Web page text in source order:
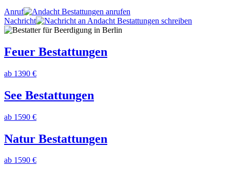
Anruf
Nachricht
Feuer Bestattungen
ab 1390 €
See Bestattungen
ab 1590 €
Natur Bestattungen
ab 1590 €